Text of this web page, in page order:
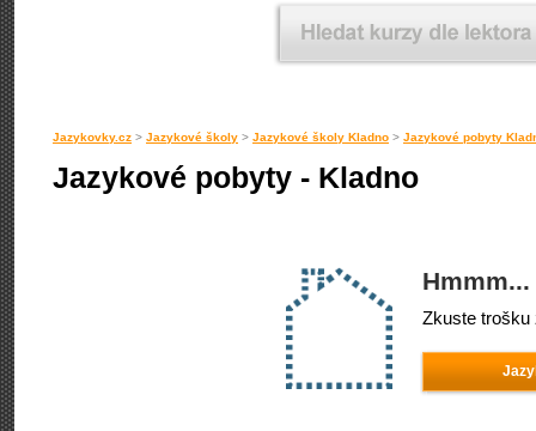
Jazykovky.cz > Jazykové školy > Jazykové školy Kladno > Jazykové pobyty
Jazykové pobyty - Kladno
Zkuste trošku